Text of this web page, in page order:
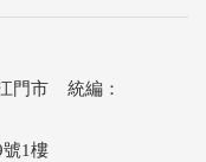
門市 統編：
號1樓